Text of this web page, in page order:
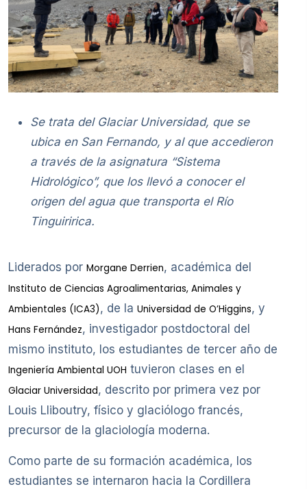
Se trata del Glaciar Universidad, que se
ubica en San Fernando, y al que accedieron
a través de la asignatura “Sistema
Hidrológico”, que los llevó a conocer el
origen del agua que transporta el Río
Tinguiririca.
Liderados por Morgane Derrien, académica del
Instituto de Ciencias Agroalimentarias, Animales y
Ambientales (ICA3), de la Universidad de O’Higgins, y
Hans Fernández, investigador postdoctoral del
mismo instituto, los estudiantes de tercer año de
Ingeniería Ambiental UOH tuvieron clases en el
Glaciar Universidad, descrito por primera vez por
Louis Lliboutry, físico y glaciólogo francés,
precursor de la glaciología moderna.
Como parte de su formación académica, los
estudiantes se internaron hacia la Cordillera